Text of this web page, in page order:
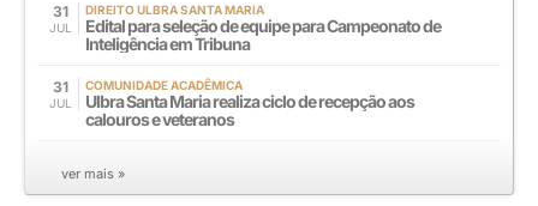
31
JUL
DIREITO ULBRA SANTA MARIA
Edital para seleção de equipe para Campeonato de
Inteligência em Tribuna
31
JUL
COMUNIDADE ACADÊMICA
Ulbra Santa Maria realiza ciclo de recepção aos
calouros e veteranos
ver mais »